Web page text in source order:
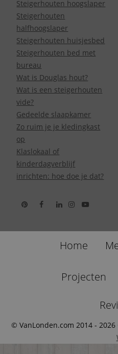
Steigerhouten hoogslaper
Steigerhouten
halfhoogslaper
Steigerhouten huisjesbed
Steigerhouten bed met
bureau
Wat is Douglas hout?
Wat is een steigerhouten
vide?
Gedeelde slaapkamer
Zo ruim je je kledingkast
op
Klaslokaal of
kinderdagverblijf
inrichten: hoe doe je dat?
Home
Projecten
© VanLonden.com 2014 -